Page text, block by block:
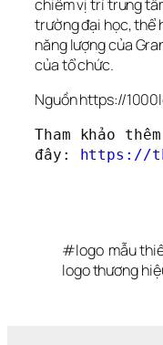
chiếm vị trí trung
trường đại học, thể
năng lượng của
của tổ chức.
Nguồn https://
Tham khảo
đây: https://
#logo mẫu
logo thương